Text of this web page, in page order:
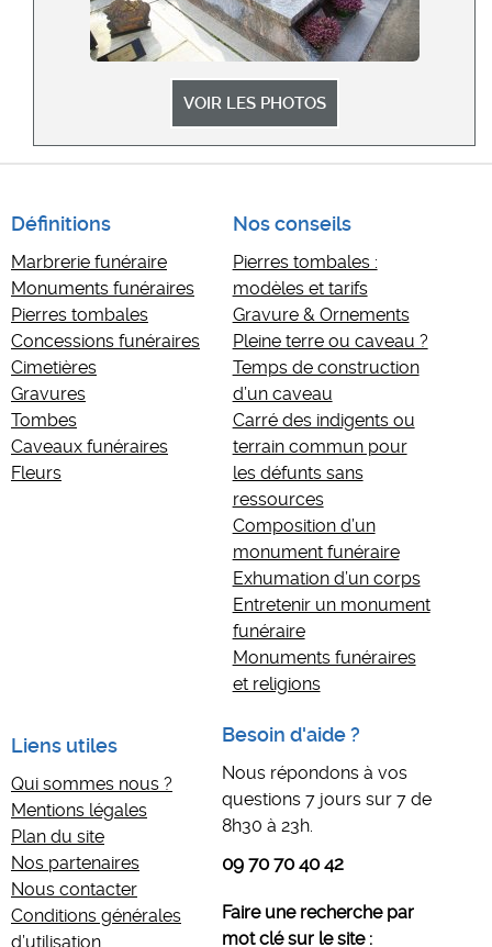
VOIR LES PHOTOS
Définitions
Marbrerie funéraire
Monuments funéraires
Pierres tombales
Concessions funéraires
Cimetières
Gravures
Tombes
Caveaux funéraires
Fleurs
Nos conseils
Pierres tombales :
modèles et tarifs
Gravure & Ornements
Pleine terre ou caveau ?
Temps de construction
d’un caveau
Carré des indigents ou
terrain commun pour
les défunts sans
ressources
Composition d’un
monument funéraire
Exhumation d’un corps
Entretenir un monument
funéraire
Monuments funéraires
et religions
Liens utiles
Qui sommes nous ?
Mentions légales
Plan du site
Nos partenaires
Nous contacter
Conditions générales
d’utilisation
Besoin d'aide ?
Nous répondons à vos
questions 7 jours sur 7 de
8h30 à 23h.
09 70 70 40 42
Faire une recherche par
mot clé sur le site :